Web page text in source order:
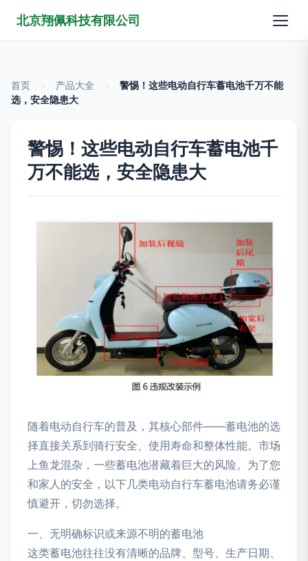
北京翔佩科技有限公司
首页 产品大全
警惕！这些电动自行车蓄电池千万不能
选，安全隐患大
警惕！这些电动自行车蓄电池千
万不能选，安全隐患大
随着电动自行车的普及，其核心部件——蓄电池的选
择直接关系到骑行安全、使用寿命和整体性能。市场
上鱼龙混杂，一些蓄电池潜藏着巨大的风险。为了您
和家人的安全，以下几类电动自行车蓄电池请务必谨
慎避开，切勿选择。
一、无明确标识或来源不明的蓄电池
这类蓄电池往往没有清晰的品牌、型号、生产日期、